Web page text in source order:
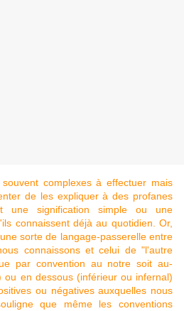
complexes à effectuer mais
de les expliquer à des profanes
une signification simple ou une
connaissent déjà au quotidien. Or,
sorte de langage-passerelle entre
connaissons et celui de "l'autre
par convention au notre soit au-
ou en dessous (inférieur ou infernal)
ou négatives auxquelles nous
que même les conventions